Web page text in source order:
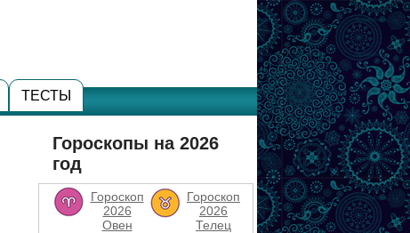
ТЕСТЫ
Гороскопы на 2026
год
Гороскоп
2026
Овен
Гороскоп
2026
Телец